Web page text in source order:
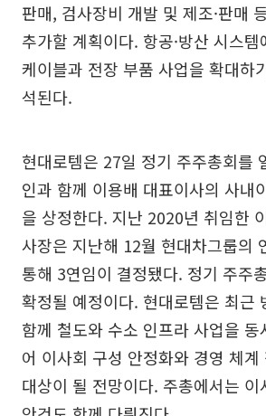
판매, 검사장비 개발 및 제조·판매
추가할 계획이다. 항공·방산 시스
케이블과 전장 부품 사업을 확대하
석된다.
현대로템은 27일 정기 주주총회를
인과 함께 이용배 대표이사의 사내
을 상정한다. 지난 2020년 취임한
사장은 지난해 12월 현대차그룹의
통해 3연임이 결정됐다. 정기 주주
확정될 예정이다. 현대로템은 최근
함께 철도와 수소 인프라 사업을 동
어 이사회 구성 안정화와 경영 체계
대상이 될 전망이다. 주총에서는 이